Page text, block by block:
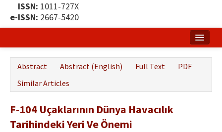
ISSN: 1011-727X
e-ISSN: 2667-5420
Publication Policy
Boards of the Journal
Abstract Abstract (English) Full Text
PDF
Similar Articles
F-104 Uçaklarının Dünya Havacılık
Tarihindeki Yeri Ve Önemi